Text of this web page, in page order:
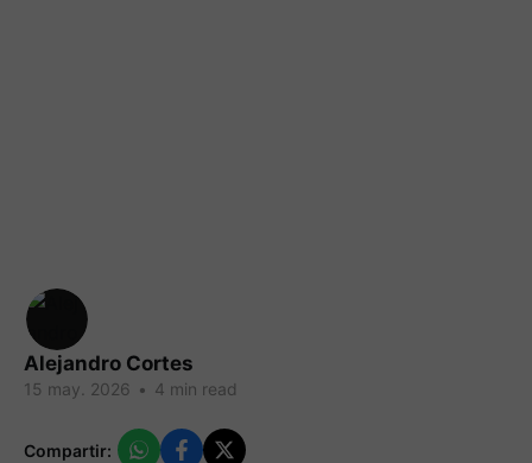
Alejandro Cortes
15 may. 2026 • 4 min read
Compartir: